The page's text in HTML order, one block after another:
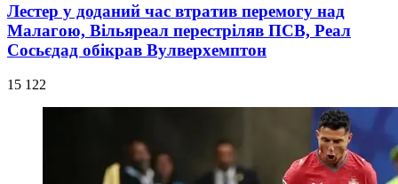
Лестер у доданий час втратив перемогу над
Малагою, Вільяреал перестріляв ПСВ, Реал
Сосьєдад обікрав Вулверхемптон
15 122